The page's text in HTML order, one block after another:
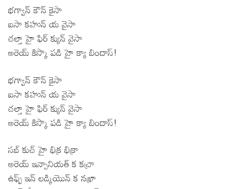
భగ్వాన్ కౌన్ కైసా
ఐసా కహున్ య వైసా
చల్తా హై ఫిర్ క్యున్ వైసా
అరెయ్ కిస్కొ పడి హై క్యా బిందాస్!
భగ్వాన్ కౌన్ కైసా
ఐసా కహున్ య వైసా
చల్తా హై ఫిర్ క్యున్ వైసా
అరెయ్ కిస్కొ పడి హై క్యా బిందాస్!
సబ్ కుచ్ హై భిక్ర భిక్రా
అరెయ్ ఇన్సానియత్ క కచ్రా
ఉఫ్ఫ్ ఇన్ లడ్కియొన్ క నఖ్రా